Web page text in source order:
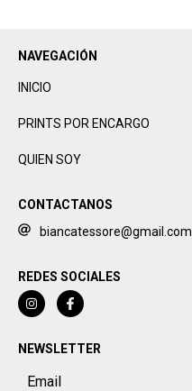
NAVEGACIÓN
INICIO
PRINTS POR ENCARGO
QUIEN SOY
CONTACTANOS
biancatessore@gmail.com
REDES SOCIALES
NEWSLETTER